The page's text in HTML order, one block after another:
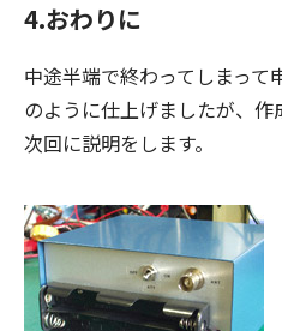
4.おわりに
中途半端で終わってしまっ
のように仕上げましたが、作
次回に説明をします。